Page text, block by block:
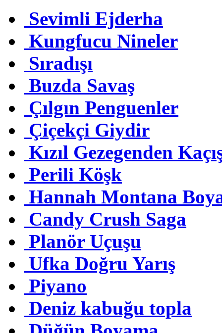
Sevimli Ejderha
Kungfucu Nineler
Sıradışı
Buzda Savaş
Çılgın Penguenler
Çiçekçi Giydir
Kızıl Gezegenden
Perili Köşk
Hannah Montana
Candy Crush Saga
Planör Uçuşu
Ufka Doğru Yarış
Piyano
Deniz kabuğu topla